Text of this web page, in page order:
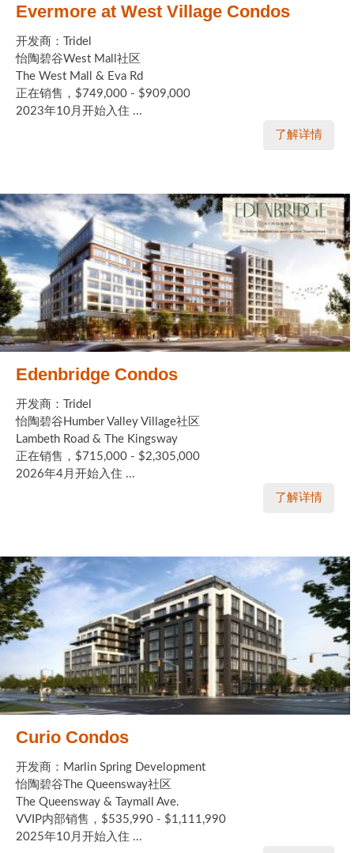
Evermore at West Village Condos
开发商：Tridel
怡陶碧谷West Mall社区
The West Mall & Eva Rd
正在销售，$749,000 - $909,000
2023年10月开始入住 ...
了解详情
Edenbridge Condos
开发商：Tridel
怡陶碧谷Humber Valley Village社区
Lambeth Road & The Kingsway
正在销售，$715,000 - $2,305,000
2026年4月开始入住 ...
了解详情
Curio Condos
开发商：Marlin Spring Development
怡陶碧谷The Queensway社区
The Queensway & Taymall Ave.
VVIP内部销售，$535,990 - $1,111,990
2025年10月开始入住 ...